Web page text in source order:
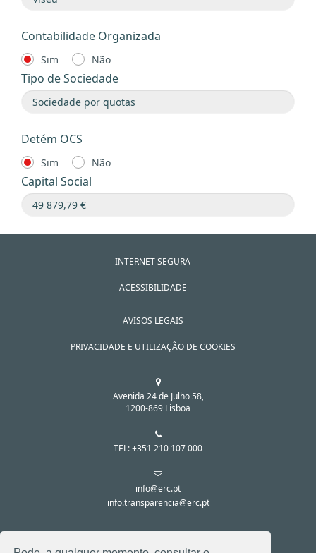
Contabilidade Organizada
Sim Não
Tipo de Sociedade
Detém OCS
Sim Não
Capital Social
INTERNET SEGURA
ACESSIBILIDADE
AVISOS LEGAIS
PRIVACIDADE E UTILIZAÇÃO DE COOKIES
Avenida 24 de Julho 58,
1200-869 Lisboa
TEL: +351 210 107 000
info@erc.pt
info.transparencia@erc.pt